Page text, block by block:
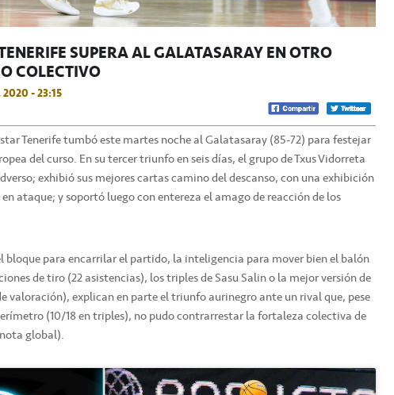
SUPERA AL GALATASARAY EN OTRO
COLECTIVO
- 23:15
Tenerife tumbó este martes noche al Galatasaray (85-72) para festejar
del curso. En su tercer triunfo en seis días, el grupo de Txus Vidorreta
exhibió sus mejores cartas camino del descanso, con una exhibición
ataque; y soportó luego con entereza el amago de reacción de los
bloque para encarrilar el partido, la inteligencia para mover bien el balón
de tiro (22 asistencias), los triples de Sasu Salin o la mejor versión de
valoración), explican en parte el triunfo aurinegro ante un rival que, pese
(10/18 en triples), no pudo contrarrestar la fortaleza colectiva de
global).